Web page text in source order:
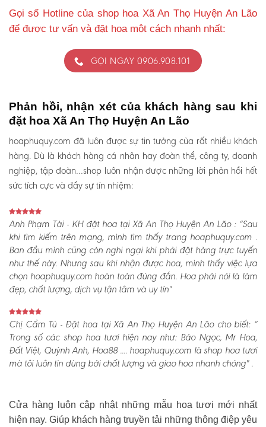
Gọi số Hotline của shop hoa Xã An Thọ Huyện An Lão
để được tư vấn và đặt hoa một cách nhanh nhất:
GỌI NGAY 0906.908.101
Phản hồi, nhận xét của khách hàng sau khi
đặt hoa Xã An Thọ Huyện An Lão
hoaphuquy.com đã luôn được sự tin tưởng của rất nhiều khách
hàng. Dù là khách hàng cá nhân hay đoàn thể, công ty, doanh
nghiệp, tập đoàn…shop luôn nhận được những lời phản hồi hết
sức tích cực và đầy sự tín nhiệm:
Anh Phạm Tài - KH đặt hoa tại Xã An Thọ Huyện An Lão :“Sau
khi tìm kiếm trên mạng, mình tìm thấy trang hoaphuquy.com .
Ban đầu mình cũng còn nghi ngại khi phải đặt hàng trực tuyến
như thế này. Nhưng sau khi nhận được hoa, mình thấy việc lựa
chọn hoaphuquy.com hoàn toàn đúng đắn. Hoa phải nói là làm
đẹp, chất lượng, dịch vụ tận tâm và uy tín"
Chị Cẩm Tú - Đặt hoa tại Xã An Thọ Huyện An Lão cho biết:“
Trong số các shop hoa tươi hiện nay như: Bảo Ngọc, Mr Hoa,
Đất Việt, Quỳnh Anh, Hoa88 .... hoaphuquy.com là shop hoa tươi
mà tôi luôn tin dùng bởi chất lượng và giao hoa nhanh chóng" .
Cửa hàng luôn cập nhật những mẫu hoa tươi mới nhất
hiện nay. Giúp khách hàng truyền tải những thông điệp yêu